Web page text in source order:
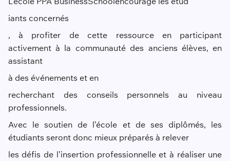
iants concernés
, à profiter de cette ressource en participant
activement à la communauté des anciens élèves, en
assistant
à des événements et en
recherchant des conseils personnels au niveau
professionnels.
Avec le soutien de l’école et de ses diplômés, les
étudiants seront donc mieux préparés à relever
les défis de l’insertion professionnelle et à réaliser une